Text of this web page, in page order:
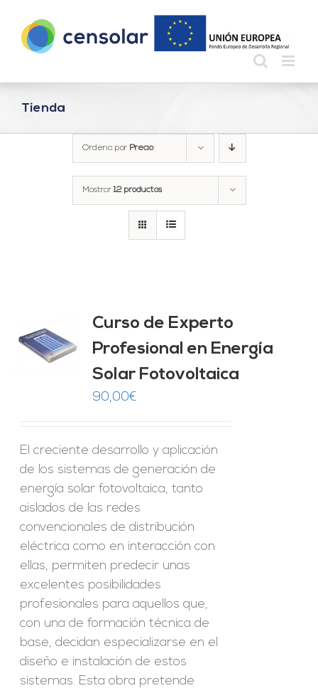
contenido
Tienda
Ordena por Precio
Mostrar12 productos
Curso de Experto
Profesional en Energía
Solar Fotovoltaica
90,00€
El creciente desarrollo y aplicación
de los sistemas de generación de
energía solar fotovoltaica, tanto
aislados de las redes
convencionales de distribución
eléctrica como en interacción con
ellas, permiten predecir unas
excelentes posibilidades
profesionales para aquellos que,
con una de formación técnica de
base, decidan especializarse en el
diseño e instalación de estos
sistemas. Esta obra pretende